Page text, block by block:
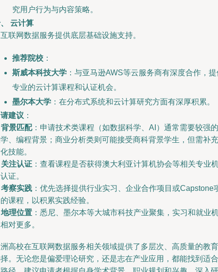
究用户行为与内容策略。
云计算
联网数据服务提供底层基础设施支持。
推荐院校 ：
斯威本科技大学 ：与亚马逊AWS等云服务商有深度合作，
专业的云计算课程和认证机会。
墨尔本大学 ：在分布式系统和云计算研究方面有深厚积累。
建议 ：
背景匹配：申请技术类课程（如数据科学、AI）通常需要较强的
、编程背景；商业分析类则可能接受商科背景学生，但需补充
技能。
关注认证 ：查看课程是否获得澳大利亚计算机协会等相关专业
证。
考察实践 ：优先选择提供行业实习、企业合作项目或Capstone
课程，以积累实践经验。
地理位置 ：悉尼、墨尔本等大城市科技产业聚集，实习和就业
对更多。
高校在互联网数据服务相关领域提供了多层次、高质量的教育
。无论您是偏爱理论研究，还是志在产业应用，都能找到适合